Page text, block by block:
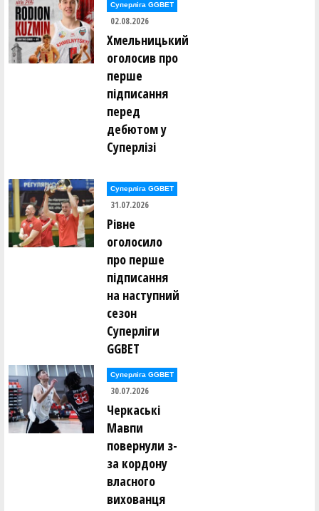
Микита Подтикан ()
Владислав Полоз ()
Денис Полтавський ()
Леся Полуяхтова ()
Максим Померанцев ()
Роман Пономаренко ()
Олександр Приходько ()
Дмитро Проценко ()
Віталій Пустовалов ()
Олександр Раєвський ()
Володимир Расків ()
Віталій Редюк ()
Катерина Редюк ()
Борис Рижик ()
Данило Рикунов ()
Владислав Рогозін ()
Віталій Ручкін ()
Альбіна Сазонова ()
Олексій Сало ()
Сергій Сальніков ()
Роман Свиницький ()
Вясчеслав Севаст'янов ()
Євген Селіванов ()
Світлана Середня ()
Олег Сивулицький ()
Суперліга GGBET
02.08.2026
Хмельницький
оголосив про
перше
підписання
перед
дебютом у
Суперлізі
Суперліга GGBET
31.07.2026
Рівне
оголосило
про перше
підписання
на наступний
сезон
Суперліги
GGBET
Суперліга GGBET
30.07.2026
Черкаські
Мавпи
повернули з-
за кордону
власного
вихованця